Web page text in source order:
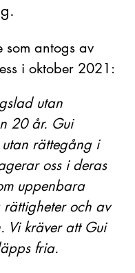
som antogs av
i oktober 2021:
utan
20 år. Gui
rättegång i
oss i deras
uppenbara
och av
Vi kräver att Gui
fria.